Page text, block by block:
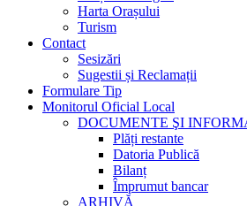
Harta Orașului
Turism
Contact
Sesizări
Sugestii și Reclamații
Formulare Tip
Monitorul Oficial Local
DOCUMENTE ŞI
Plăți restante
Datoria Publică
Bilanț
Împrumut bancar
ARHIVĂ